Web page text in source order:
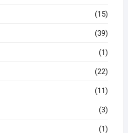
(15)
(39)
(1)
(22)
(11)
(3)
(1)